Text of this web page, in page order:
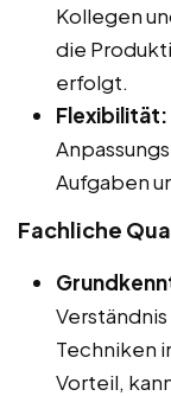
Kollegen
die
erfolgt.
Flexibilität:
Aufgaben
Fachliche
Techniken
Vorteil,